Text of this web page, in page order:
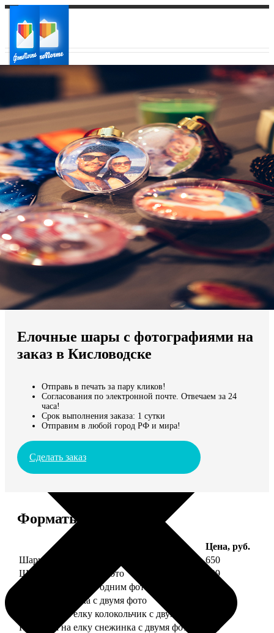
Ваш город:
Ваш регион доставки
Выберите из списка:
Мы доставляем по всему миру
Продолжить без города
Елочные шары с фотографиями на
заказ в Кисловодске
Отправь в печать за пару кликов!
Согласования по электронной почте. Отвечаем за 24
часа!
Срок выполнения заказа: 1 сутки
Отправим в любой город РФ и мира!
Сделать заказ
Форматы и цены
Цена, руб.
Шарик елочный с 1 фото
650
Шарик елочный с 2 фото
699
Шарик-шкатулка с одним фото
Шарик-шкатулка с двумя фото
Подвеска на елку колокольчик с двумя фото
Подвеска на елку снежинка с двумя фото
590